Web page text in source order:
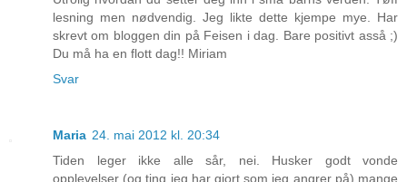
lesning men nødvendig. Jeg likte dette kjempe mye. Har
skrevt om bloggen din på Feisen i dag. Bare positivt asså ;)
Du må ha en flott dag!! Miriam
Svar
Maria 24. mai 2012 kl. 20:34
Tiden leger ikke alle sår, nei. Husker godt vonde
opplevelser (og ting jeg har gjort som jeg angrer på) mange